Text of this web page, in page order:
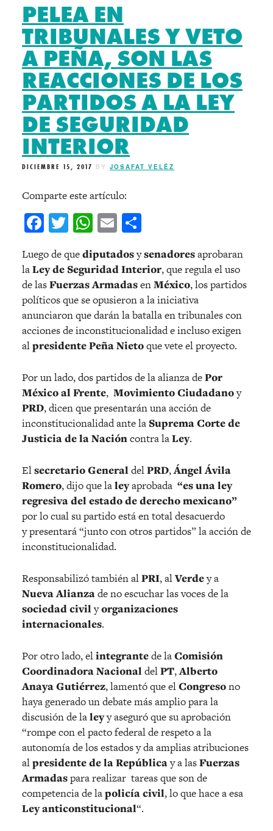
PELEA EN
TRIBUNALES Y VETO
A PEÑA, SON LAS
REACCIONES DE LOS
PARTIDOS A LA LEY
DE SEGURIDAD
INTERIOR
DICIEMBRE 15, 2017 BY JOSAFAT VELÉZ
Comparte este artículo:
Facebook
Twitter
WhatsApp
Email
Luego de quediputadosysenadoresaprobaran
laLey de Seguridad Interior, que regula el uso
de lasFuerzas ArmadasenMéxico, los partidos
políticos que se opusieron a la iniciativa
anunciaron que darán la batalla en tribunales con
acciones de inconstitucionalidad e incluso exigen
alpresidente Peña Nietoque vete el proyecto.
Por un lado, dos partidos de la alianza dePor
México al Frente, Movimiento Ciudadanoy
PRD, dicen que presentarán una acción de
inconstitucionalidad ante la Suprema Corte de
Justicia de la Nacióncontra laLey.
Elsecretario General delPRD,Ángel Ávila
Romero, dijo que laleyaprobada “es una ley
regresiva del estado de derecho mexicano”
por lo cual su partido está en total desacuerdo
y presentará “junto con otros partidos” la acción de
inconstitucionalidad.
Responsabilizó también alPRI, alVerdey a
Nueva Alianzade no escuchar las voces de la
sociedad civilyorganizaciones
internacionales.
Por otro lado, elintegrantede laComisión
Coordinadora Nacional delPT,Alberto
Anaya Gutiérrez, lamentó que elCongresono
haya generado un debate más amplio para la
discusión de laleyy aseguró que su aprobación
“rompe con el pacto federal de respeto a la
autonomía de los estados y da amplias atribuciones
alpresidente de la Repúblicay a lasFuerzas
Armadaspara realizar tareas que son de
competencia de lapolicía civil, lo que hace a esa
Ley anticonstitucional“.